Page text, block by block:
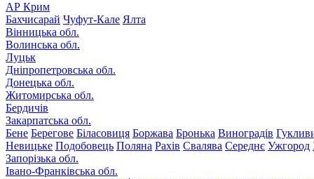
АР Крим
Бахчисарай Чуфут-Кале Ялта
Вінницька обл.
Волинська обл.
Луцьк
Дніпропетровська обл.
Донецька обл.
Житомирська обл.
Бердичів
Закарпатська обл.
Бене Берегове Біласовиця Боржава Бронька Виноградів
Невицьке Подобовець Поляна Рахів Свалява Середнє Ужгород
Запорізька обл.
Івано-Франківська обл.